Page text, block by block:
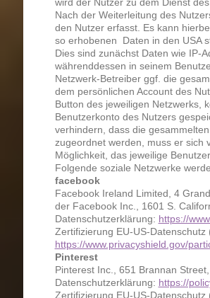
Nach der Weiterleitung des
den Nutzer erfasst. Es kann
so erhobenen Daten in den USA
Dies sind zunächst Daten wie IP-
währenddessen in seinem
Netzwerk-Betreiber ggf. die
dem persönlichen Account des
Button des jeweiligen Netzwerks,
Benutzerkonto des Nutzers
verhindern, dass die
zugeordnet werden, muss er sich
Möglichkeit, das jeweilige
Folgende soziale Netzwerke
facebook
Facebook Ireland Limited, 4
der Facebook Inc., 1601 S.
Datenschutzerklärung: https://
Zertifizierung EU-US-Datenschutz
https://www.privacyshield.gov/
Pinterest
Pinterest Inc., 651 Brannan
Datenschutzerklärung: https://
Zertifizierung EU-US-Datenschutz